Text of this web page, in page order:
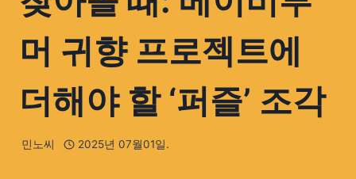
머 귀향 프로젝트에
더해야 할 ‘퍼즐’ 조각
민노씨 2025년 07월01일.